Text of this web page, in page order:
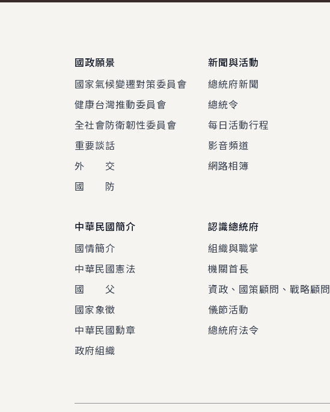
國政願景
國家氣候變遷對策委員會
健康台灣推動委員會
全社會防衛韌性委員會
重要談話
外 交
國 防
新聞與活動
總統府新聞
總統令
每日活動行程
影音頻道
網路相簿
中華民國簡介
國情簡介
中華民國憲法
國 父
國家象徵
中華民國勳章
政府組織
認識總統府
組織與職掌
機關首長
資政、國策顧問、戰略顧問
儀節活動
總統府法令